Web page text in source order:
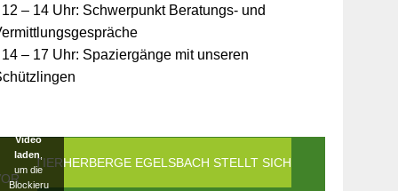
12 – 14 Uhr: Schwerpunkt Beratungs- und
14 – 17 Uhr: Spaziergänge mit unseren
DIE TIERHERBERGE EGELSBACH STELLT SICH
Daten ist
die
Verbindun
g zu
blockiert
Video
laden
um die
Blockieru